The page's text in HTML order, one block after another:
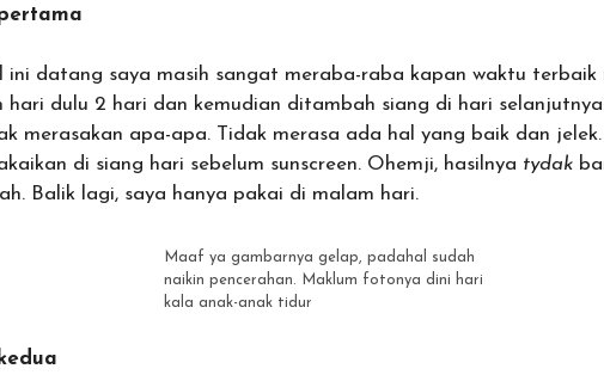
ini datang saya masih sangat meraba-raba kapan waktu terbaik
hari dulu 2 hari dan kemudian ditambah siang di hari
merasakan apa-apa. Tidak merasa ada hal yang baik dan
di siang hari sebelum sunscreen. Ohemji, hasilnya tydak
Balik lagi, saya hanya pakai di malam hari.
Maaf ya gambarnya gelap, padahal sudah
naikin pencerahan. Maklum fotonya dini hari
kala anak-anak tidur